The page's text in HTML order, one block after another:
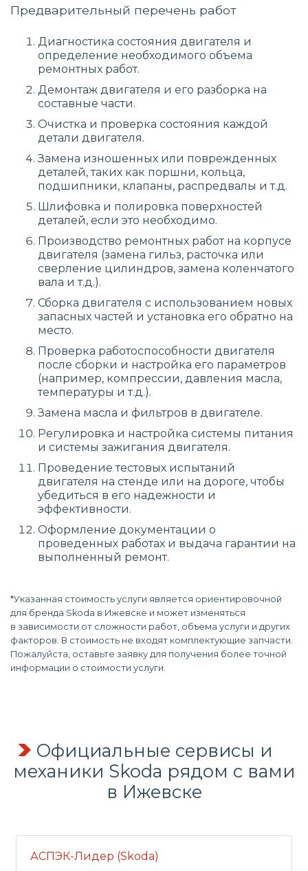
Предварительный перечень работ
Диагностика состояния двигателя и
определение необходимого объема
ремонтных работ.
Демонтаж двигателя и его разборка на
составные части.
Очистка и проверка состояния каждой
детали двигателя.
Замена изношенных или поврежденных
деталей, таких как поршни, кольца,
подшипники, клапаны, распредвалы и т.д.
Шлифовка и полировка поверхностей
деталей, если это необходимо.
Производство ремонтных работ на корпусе
двигателя (замена гильз, расточка или
сверление цилиндров, замена коленчатого
вала и т.д.).
Сборка двигателя с использованием новых
запасных частей и установка его обратно на
место.
Проверка работоспособности двигателя
после сборки и настройка его параметров
(например, компрессии, давления масла,
температуры и т.д.).
Замена масла и фильтров в двигателе.
Регулировка и настройка системы питания
и системы зажигания двигателя.
Проведение тестовых испытаний
двигателя на стенде или на дороге, чтобы
убедиться в его надежности и
эффективности.
Оформление документации о
проведенных работах и выдача гарантии на
выполненный ремонт.
*Указанная стоимость услуги является ориентировочной
для бренда Skoda в Ижевске и может изменяться
в зависимости от сложности работ, объема услуги и других
факторов. В стоимость не входят комплектующие запчасти.
Пожалуйста, оставьте заявку для получения более точной
информации о стоимости услуги.
Официальные сервисы и
механики Skoda рядом с вами
в Ижевске
АСПЭК-Лидер (Skoda)